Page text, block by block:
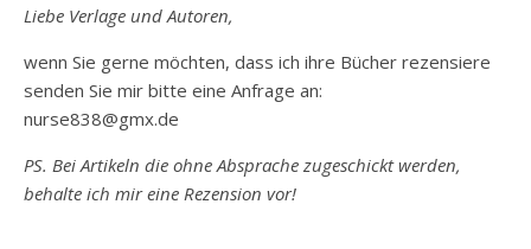
Liebe Verlage und Autoren,
wenn Sie gerne möchten, dass ich ihre Bücher rezensiere
senden Sie mir bitte eine Anfrage an:
nurse838@gmx.de
PS. Bei Artikeln die ohne Absprache zugeschickt werden,
behalte ich mir eine Rezension vor!